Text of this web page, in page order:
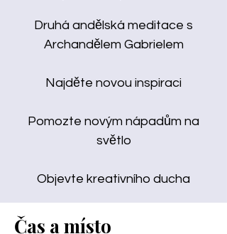
Druhá andělská meditace s
Archandělem Gabrielem
Najděte novou inspiraci
Pomozte novým nápadům na
světlo
Objevte kreativního ducha
Čas a místo